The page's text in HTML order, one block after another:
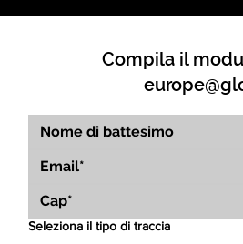
Compila il
Seleziona il tipo di traccia